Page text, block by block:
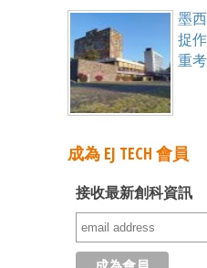
墨
捉
重考
成為 EJ TECH 會員
接收最新創科資訊